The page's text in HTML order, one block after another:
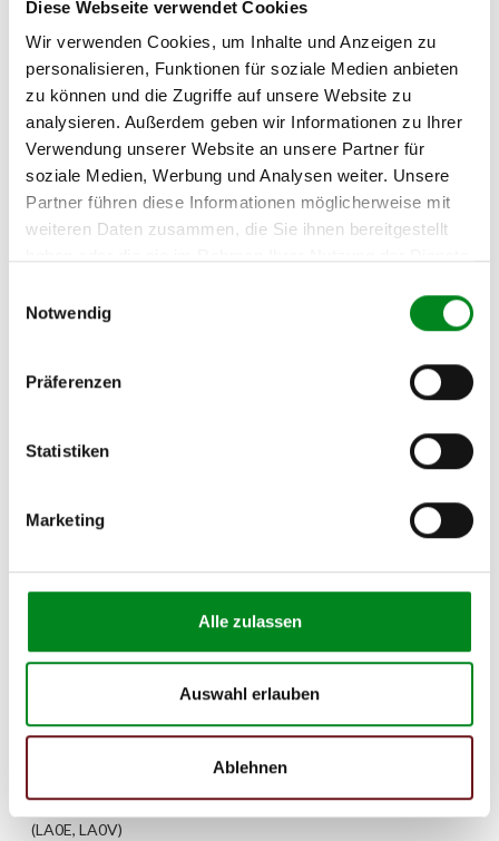
Diese Webseite verwendet Cookies
Wir verwenden Cookies, um Inhalte und Anzeigen zu
personalisieren, Funktionen für soziale Medien anbieten
zu können und die Zugriffe auf unsere Website zu
analysieren. Außerdem geben wir Informationen zu Ihrer
Verwendung unserer Website an unsere Partner für
soziale Medien, Werbung und Analysen weiter. Unsere
Partner führen diese Informationen möglicherweise mit
weiteren Daten zusammen, die Sie ihnen bereitgestellt
Notwendig
Präferenzen
Statistiken
Marketing
Alle zulassen
Auswahl erlauben
Ablehnen
RENAULT MEGANE I
(BA0/1_) 2.0 i (BA0G)
RENAULT MEGANE Kombi
(KA0/1_) 1.4 16V (KA0D,
KA1H, KA0W, KA10)
RENAULT MEGANE Kombi
(KA0/1_) 1.4 e (KA0V)
RENAULT MEGANE Kombi
RENAULT MEGANE Kombi
RENAULT MEGANE Kombi
KA1R)
KA0R)
RENAULT MEGANE Kombi
(KA0/1_) 1.9 dCi (KA05,
RENAULT MEGANE Kombi
RENAULT MEGANE Kombi
(KA0/1_) 1.9 dTi (KA1U)
Limousine (LA0/1_) 1.4
(LA0E, LA0V)